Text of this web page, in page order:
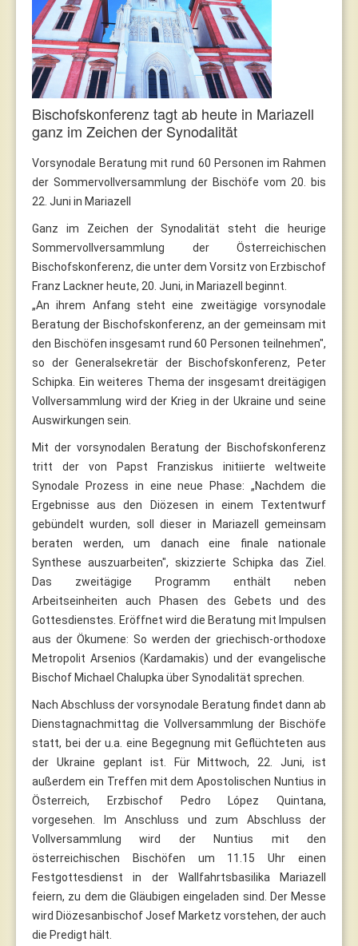
Bischofskonferenz tagt ab heute in Mariazell
ganz im Zeichen der Synodalität
Vorsynodale Beratung mit rund 60 Personen im Rahmen
der Sommervollversammlung der Bischöfe vom 20. bis
22. Juni in Mariazell
Ganz im Zeichen der Synodalität steht die heurige
Sommervollversammlung der Österreichischen
Bischofskonferenz, die unter dem Vorsitz von Erzbischof
Franz Lackner heute, 20. Juni, in Mariazell beginnt.
„An ihrem Anfang steht eine zweitägige vorsynodale
Beratung der Bischofskonferenz, an der gemeinsam mit
den Bischöfen insgesamt rund 60 Personen teilnehmen",
so der Generalsekretär der Bischofskonferenz, Peter
Schipka. Ein weiteres Thema der insgesamt dreitägigen
Vollversammlung wird der Krieg in der Ukraine und seine
Auswirkungen sein.
Mit der vorsynodalen Beratung der Bischofskonferenz
tritt der von Papst Franziskus initiierte weltweite
Synodale Prozess in eine neue Phase: „Nachdem die
Ergebnisse aus den Diözesen in einem Textentwurf
gebündelt wurden, soll dieser in Mariazell gemeinsam
beraten werden, um danach eine finale nationale
Synthese auszuarbeiten", skizzierte Schipka das Ziel.
Das zweitägige Programm enthält neben
Arbeitseinheiten auch Phasen des Gebets und des
Gottesdienstes. Eröffnet wird die Beratung mit Impulsen
aus der Ökumene: So werden der griechisch-orthodoxe
Metropolit Arsenios (Kardamakis) und der evangelische
Bischof Michael Chalupka über Synodalität sprechen.
Nach Abschluss der vorsynodale Beratung findet dann ab
Dienstagnachmittag die Vollversammlung der Bischöfe
statt, bei der u.a. eine Begegnung mit Geflüchteten aus
der Ukraine geplant ist. Für Mittwoch, 22. Juni, ist
außerdem ein Treffen mit dem Apostolischen Nuntius in
Österreich, Erzbischof Pedro López Quintana,
vorgesehen. Im Anschluss und zum Abschluss der
Vollversammlung wird der Nuntius mit den
österreichischen Bischöfen um 11.15 Uhr einen
Festgottesdienst in der Wallfahrtsbasilika Mariazell
feiern, zu dem die Gläubigen eingeladen sind. Der Messe
wird Diözesanbischof Josef Marketz vorstehen, der auch
die Predigt hält.